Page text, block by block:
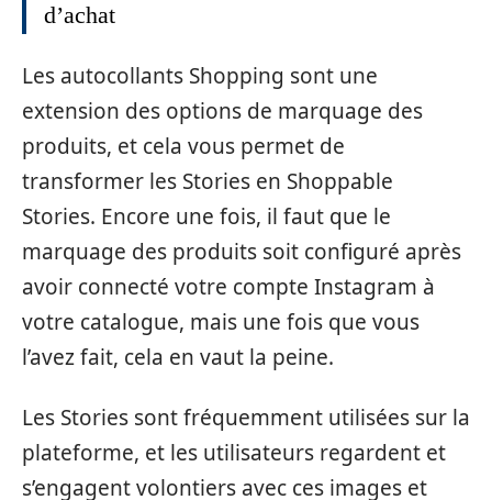
d’achat
Les autocollants Shopping sont une
extension des options de marquage des
produits, et cela vous permet de
transformer les Stories en Shoppable
Stories. Encore une fois, il faut que le
marquage des produits soit configuré après
avoir connecté votre compte Instagram à
votre catalogue, mais une fois que vous
l’avez fait, cela en vaut la peine.
Les Stories sont fréquemment utilisées sur la
plateforme, et les utilisateurs regardent et
s’engagent volontiers avec ces images et